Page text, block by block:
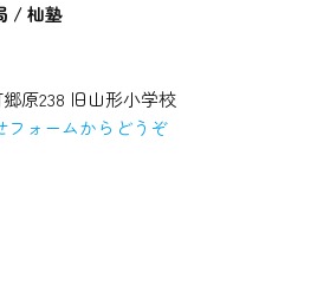
/ 杣塾
原238 旧山形小学校
フォームからどうぞ